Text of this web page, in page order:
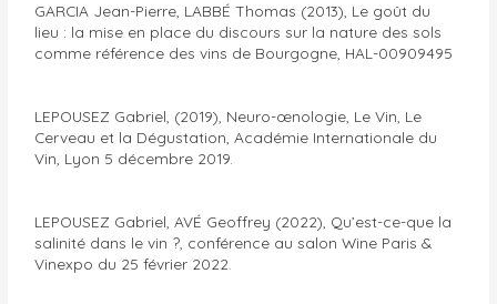
GARCIA Jean-Pierre, LABBÉ Thomas (2013), Le goût du
lieu : la mise en place du discours sur la nature des sols
comme référence des vins de Bourgogne, HAL-00909495
LEPOUSEZ Gabriel, (2019), Neuro-œnologie, Le Vin, Le
Cerveau et la Dégustation, Académie Internationale du
Vin, Lyon 5 décembre 2019.
LEPOUSEZ Gabriel, AVÉ Geoffrey (2022), Qu’est-ce-que la
salinité dans le vin ?, conférence au salon Wine Paris &
Vinexpo du 25 février 2022.